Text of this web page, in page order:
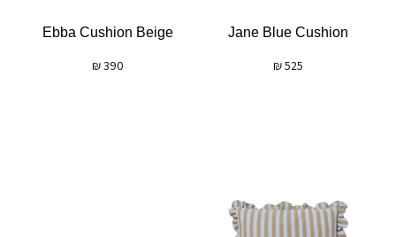
Jane Blue Cushion
525
₪
Ebba Cushion Beige
390
₪